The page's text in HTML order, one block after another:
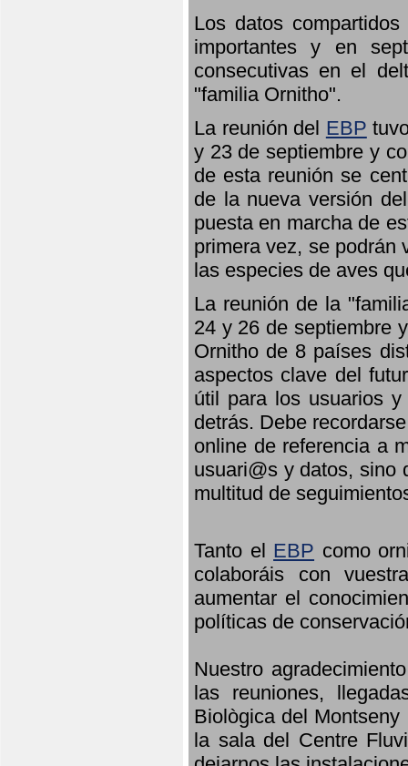
Los datos
importantes y en
consecutivas en el
"familia Ornitho".
La reunión del EBP
y 23 de septiembre y
de esta reunión se
de la nueva versión
puesta en marcha de
primera vez, se podrán
las especies de aves
La reunión de la
24 y 26 de septiembre
Ornitho de 8 países
aspectos clave del
útil para los usuarios
detrás. Debe
online de referencia a
usuari@s y datos, sino
multitud de
Tanto el EBP como
colaboráis con
aumentar el
políticas de
Nuestro
las reuniones,
Biològica del
la sala del Centre